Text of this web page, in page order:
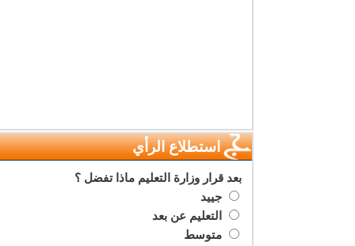
استطلاع الرأي
بعد قرار وزارة التعليم ماذا تفضل ؟
جييد
التعليم عن بعد
متوسط